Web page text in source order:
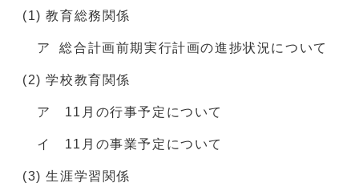
(1) 教育総務関係
ア 総合計画前期実行計画の進捗状況について
(2) 学校教育関係
ア 11月の行事予定について
イ 11月の事業予定について
(3) 生涯学習関係